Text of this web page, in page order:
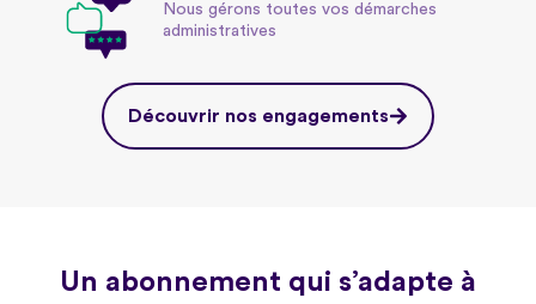
Nous gérons toutes vos démarches
administratives
Découvrir nos engagements
Un abonnement qui s’adapte à